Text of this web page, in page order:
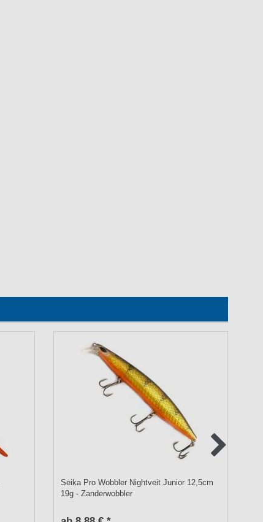
Seika Pro Wobbler Nightveit Junior 12,5cm
19g - Zanderwobbler